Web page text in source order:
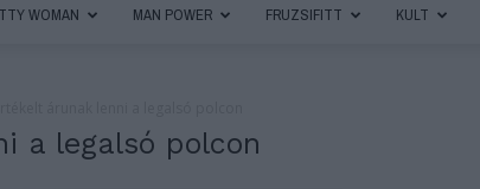
WOMAN MAN POWER FRUZSIFITT KULT
a legalsó polcon